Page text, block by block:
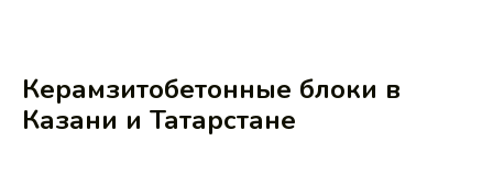
Керамзитобетонные блоки в
Казани и Татарстане